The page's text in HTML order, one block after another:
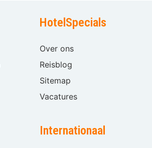
HotelSpecials
Over ons
Reisblog
Sitemap
Vacatures
Internationaal